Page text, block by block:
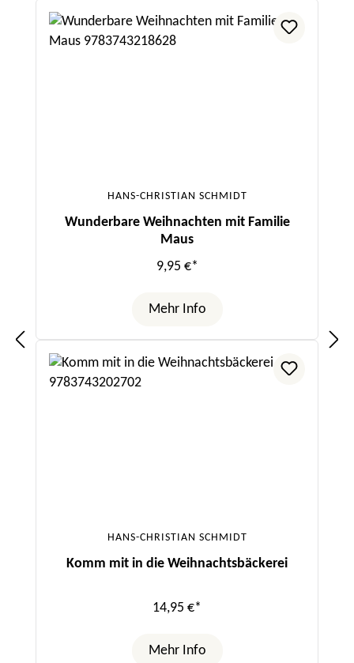
HANS-CHRISTIAN SCHMIDT
Wunderbare Weihnachten mit Familie
Maus
9,95 €*
Mehr Info
HANS-CHRISTIAN SCHMIDT
Komm mit in die Weihnachtsbäckerei
14,95 €*
Mehr Info